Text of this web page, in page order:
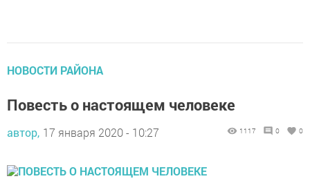
НОВОСТИ РАЙОНА
Повесть о настоящем человеке